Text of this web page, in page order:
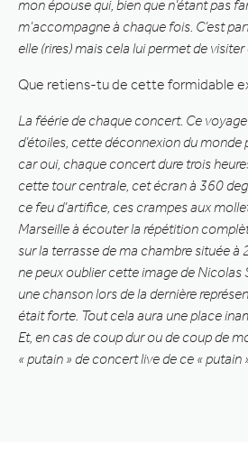
mon épouse qui, bien que n’étant pas
m’accompagne à chaque fois. C’est
elle (rires) mais cela lui permet de visiter
Que retiens-tu de cette formidable
La féérie de chaque concert. Ce
d’étoiles, cette déconnexion du monde
car oui, chaque concert dure trois
cette tour centrale, cet écran à 360
ce feu d’artifice, ces crampes aux
Marseille à écouter la répétition
sur la terrasse de ma chambre située à
ne peux oublier cette image de Nicolas
une chanson lors de la dernière
était forte. Tout cela aura une place
Et, en cas de coup dur ou de coup de
« putain » de concert live de ce « putain